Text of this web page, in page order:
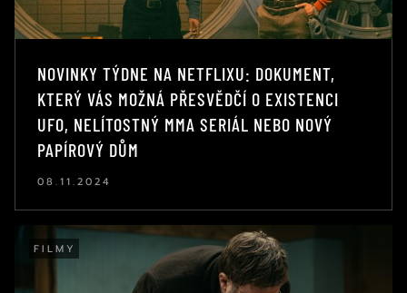
NOVINKY TÝDNE NA NETFLIXU: DOKUMENT,
KTERÝ VÁS MOŽNÁ PŘESVĚDČÍ O EXISTENCI
UFO, NELÍTOSTNÝ MMA SERIÁL NEBO NOVÝ
PAPÍROVÝ DŮM
08.11.2024
FILMY